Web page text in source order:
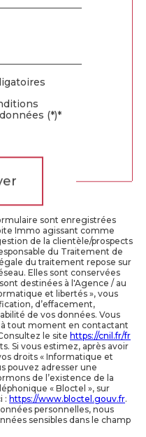
(*)*
sont enregistrées
Immo agissant comme
de la clientèle/prospects
du Traitement de
du traitement repose sur
Elles sont conservées
destinées à l'Agence / au
et libertés », vous
d’effacement,
de vos données. Vous
tout moment en contactant
le site https://cnil.fr/fr
Si vous estimez, après avoir
droits « Informatique et
pouvez adresser une
de l’existence de la
« Bloctel », sur
: https://www.bloctel.gouv.fr.
personnelles, nous
sensibles dans le champ